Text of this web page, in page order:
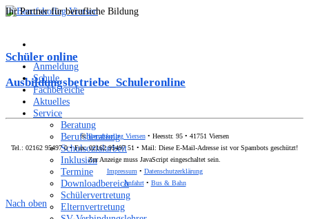
Ihr Partner für berufliche Bildung
Anmeldung
Schule
Fachbereiche
Aktuelles
Service
Beratung
Berufsberatung
Schulsozialarbeit
Inklusion
Termine
Downloadbereich
Schülervertretung
Elternvertretung
Schüler online
Ausbildungsbetriebe_Schuleronline
©Berufskolleg Viersen• Heesstr. 95 • 41751 Viersen
Tel.: 02162 95497 0 • Fax: 02162 95497 51 • Mail: Diese E-Mail-Adresse ist vor Spambots geschützt!
Zur Anzeige muss JavaScript eingeschaltet sein.
Impressum • Datenschutzerklärung
Anfahrt• Bus & Bahn
Nach oben